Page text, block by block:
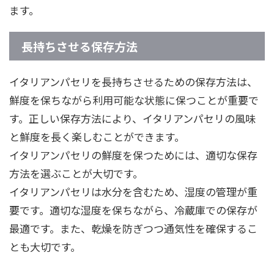
ます。
長持ちさせる保存方法
イタリアンパセリを長持ちさせるための保存方法は、
鮮度を保ちながら利用可能な状態に保つことが重要で
す。正しい保存方法により、イタリアンパセリの風味
と鮮度を長く楽しむことができます。
イタリアンパセリの鮮度を保つためには、適切な保存
方法を選ぶことが大切です。
イタリアンパセリは水分を含むため、湿度の管理が重
要です。適切な湿度を保ちながら、冷蔵庫での保存が
最適です。また、乾燥を防ぎつつ通気性を確保するこ
とも大切です。